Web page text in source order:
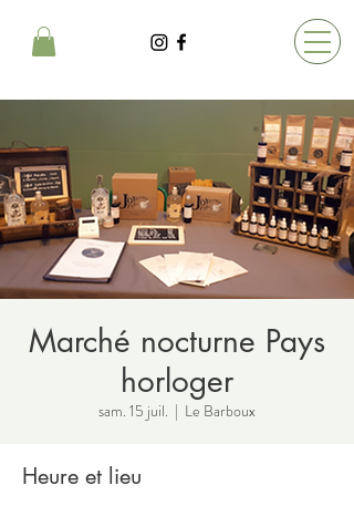
Marché nocturne Pays
horloger
sam. 15 juil.
  |
Le Barboux
Heure et lieu